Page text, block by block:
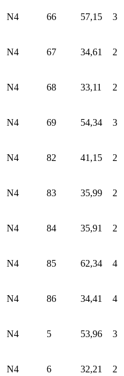
N4 66 57,15 3
N4 67 34,61 2
N4 68 33,11 2
N4 69 54,34 3
N4 82 41,15 2
N4 83 35,99 2
N4 84 35,91 2
N4 85 62,34 4
N4 86 34,41 4
N4 5 53,96 3
N4 6 32,21 2